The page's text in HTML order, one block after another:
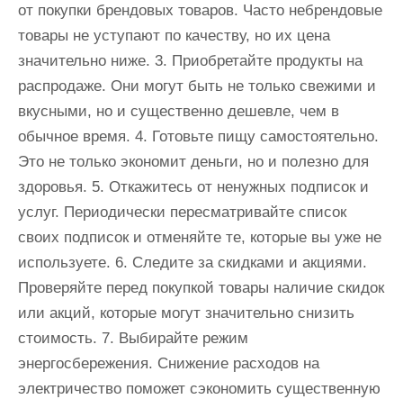
от покупки брендовых товаров. Часто небрендовые
товары не уступают по качеству, но их цена
значительно ниже. 3. Приобретайте продукты на
распродаже. Они могут быть не только свежими и
вкусными, но и существенно дешевле, чем в
обычное время. 4. Готовьте пищу самостоятельно.
Это не только экономит деньги, но и полезно для
здоровья. 5. Откажитесь от ненужных подписок и
услуг. Периодически пересматривайте список
своих подписок и отменяйте те, которые вы уже не
используете. 6. Следите за скидками и акциями.
Проверяйте перед покупкой товары наличие скидок
или акций, которые могут значительно снизить
стоимость. 7. Выбирайте режим
энергосбережения. Снижение расходов на
электричество поможет сэкономить существенную